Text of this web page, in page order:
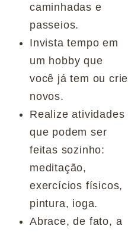
caminhadas e
passeios.
Invista tempo em
um hobby que
você já tem ou crie
novos.
Realize atividades
que podem ser
feitas sozinho:
meditação,
exercícios físicos,
pintura, ioga.
Abrace, de fato, a